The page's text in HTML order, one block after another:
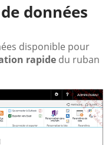
données
disponible pour
rapide du ruban